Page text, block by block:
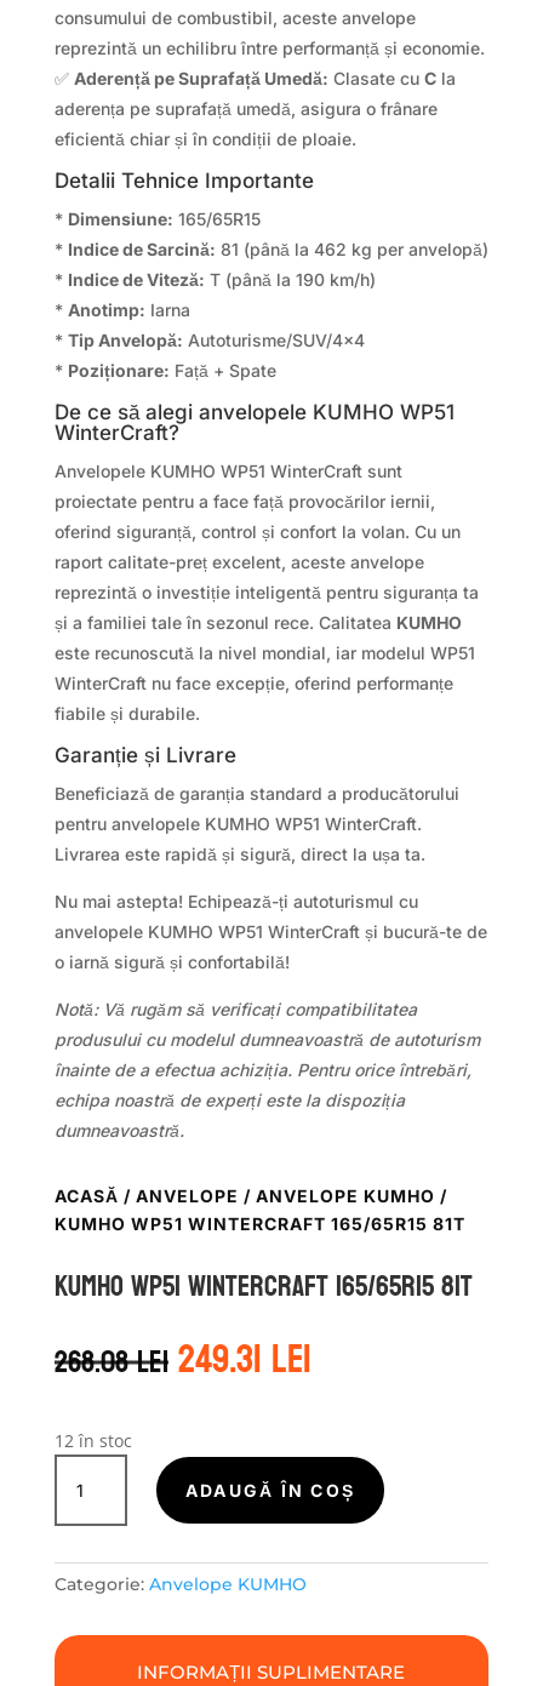
consumului de combustibil, aceste anvelope
reprezintă un echilibru între performanță și economie.
✅ Aderență pe Suprafață Umedă: Clasate cu Cla
aderența pe suprafață umedă, asigura o frânare
eficientă chiar și în condiții de ploaie.
Detalii Tehnice Importante
* Dimensiune: 165/65R15
* Indice de Sarcină: 81 (până la 462 kg per anvelopă)
* Indice de Viteză: T (până la 190 km/h)
* Anotimp: Iarna
* Tip Anvelopă: Autoturisme/SUV/4×4
* Poziționare: Față + Spate
De ce să alegi anvelopele KUMHO WP51
WinterCraft?
Anvelopele KUMHO WP51 WinterCraft sunt
proiectate pentru a face față provocărilor iernii,
oferind siguranță, control și confort la volan. Cu un
raport calitate-preț excelent, aceste anvelope
reprezintă o investiție inteligentă pentru siguranța ta
și a familiei tale în sezonul rece. Calitatea KUMHO
este recunoscută la nivel mondial, iar modelul WP51
WinterCraft nu face excepție, oferind performanțe
fiabile și durabile.
Garanție și Livrare
Beneficiază de garanția standard a producătorului
pentru anvelopele KUMHO WP51 WinterCraft.
Livrarea este rapidă și sigură, direct la ușa ta.
Nu mai astepta! Echipează-ți autoturismul cu
anvelopele KUMHO WP51 WinterCraft și bucură-te de
o iarnă sigură și confortabilă!
Notă: Vă rugăm să verificați compatibilitatea
produsului cu modelul dumneavoastră de autoturism
înainte de a efectua achiziția. Pentru orice întrebări,
echipa noastră de experți este la dispoziția
dumneavoastră.
ACASĂ / ANVELOPE / ANVELOPE KUMHO /
KUMHO WP51 WINTERCRAFT 165/65R15 81T
Kumho WP51 WINTERCRAFT 165/65R15 81T
268.08leiPrețul
inițial
268.08 lei.
249.31leiPrețul
curent
12 în stoc
Cantitate
Kumho
WP51
165/65R15
ADAUGĂ ÎN COȘ
Categorie: Anvelope KUMHO
INFORMAȚII SUPLIMENTARE